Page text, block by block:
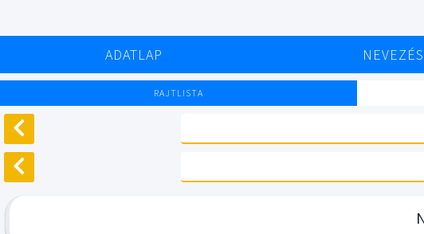
ADATLAP
RAJTLISTA